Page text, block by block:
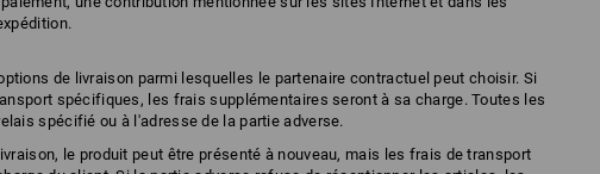
de livraison parmi lesquelles le partenaire contractuel peut choisir. Si
spécifiques, les frais supplémentaires seront à sa charge. Toutes les
spécifié ou à l'adresse de la partie adverse.
le produit peut être présenté à nouveau, mais les frais de transport